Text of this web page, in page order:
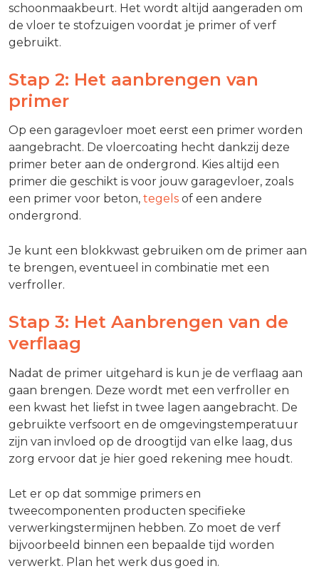
schoonmaakbeurt. Het wordt altijd aangeraden om
de vloer te stofzuigen voordat je primer of verf
gebruikt.
Stap 2: Het aanbrengen van
primer
Op een garagevloer moet eerst een primer worden
aangebracht. De vloercoating hecht dankzij deze
primer beter aan de ondergrond. Kies altijd een
primer die geschikt is voor jouw garagevloer, zoals
een primer voor beton, tegels of een andere
ondergrond.
Je kunt een blokkwast gebruiken om de primer aan
te brengen, eventueel in combinatie met een
verfroller.
Stap 3: Het Aanbrengen van de
verflaag
Nadat de primer uitgehard is kun je de verflaag aan
gaan brengen. Deze wordt met een verfroller en
een kwast het liefst in twee lagen aangebracht. De
gebruikte verfsoort en de omgevingstemperatuur
zijn van invloed op de droogtijd van elke laag, dus
zorg ervoor dat je hier goed rekening mee houdt.
Let er op dat sommige primers en
tweecomponenten producten specifieke
verwerkingstermijnen hebben. Zo moet de verf
bijvoorbeeld binnen een bepaalde tijd worden
verwerkt. Plan het werk dus goed in.